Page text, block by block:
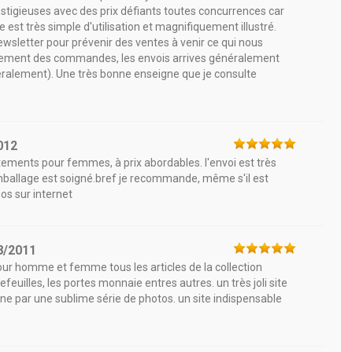
avec des prix défiants toutes concurrences car
est très simple d'utilisation et magnifiquement illustré.
pour prévenir des ventes à venir ce qui nous
des commandes, les envois arrives généralement
Une très bonne enseigne que je consulte
pour femmes, à prix abordables. l'envoi est très
est soigné.bref je recommande, même s'il est
sur internet
2011
homme et femme tous les articles de la collection
les portes monnaie entres autres. un très joli site
par une sublime série de photos. un site indispensable